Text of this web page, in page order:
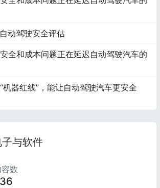
动驾驶安全评估
全和成本问题正在延迟自动驾驶汽车的
机器红线”，能让自动驾驶汽车更安全
与软件
数